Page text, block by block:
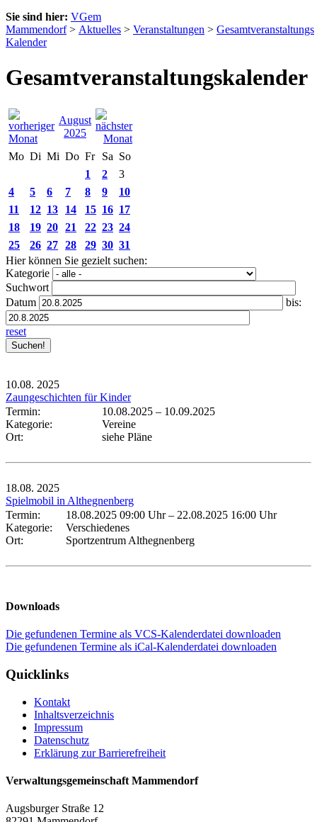
Sie sind hier: VGem
Mammendorf> Aktuelles > Veranstaltungen > Gesamtveranstaltungs
Kalender
Gesamtveranstaltungskalender
August
2025
Mo Di Mi Do Fr Sa So
1
2
3
4
5 6 7 8 9
10
11
12 13 14 15 16 17
18
19 20 21 22 23 24
25
26 27 28 29 30 31
Hier können Sie gezielt suchen:
Kategorie
Suchwort
Datum
bis:
reset
10.08. 2025
Zaungeschichten für Kinder
Termin:
10.08.2025 – 10.09.2025
Kategorie:
Vereine
Ort:
siehe Pläne
18.08. 2025
Spielmobil in Althegnenberg
Termin:
18.08.2025 09:00 Uhr– 22.08.2025 16:00 Uhr
Kategorie:
Verschiedenes
Ort:
Sportzentrum Althegnenberg
Downloads
Die gefundenen Termine als VCS-Kalenderdatei downloaden
Die gefundenen Termine als iCal-Kalenderdatei downloaden
Quicklinks
Kontakt
Inhaltsverzeichnis
Impressum
Datenschutz
Erklärung zur Barrierefreiheit
Verwaltungsgemeinschaft Mammendorf
Augsburger Straße 12